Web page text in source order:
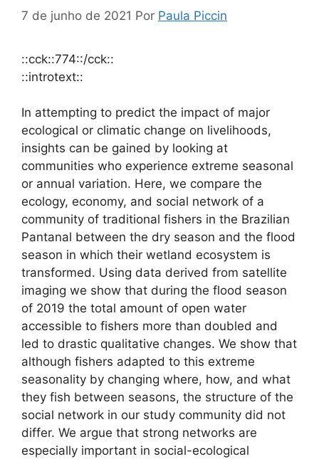
7 de junho de 2021 Por Paula Piccin
::cck::774::/cck::
::introtext::
In attempting to predict the impact of major
ecological or climatic change on livelihoods,
insights can be gained by looking at
communities who experience extreme seasonal
or annual variation. Here, we compare the
ecology, economy, and social network of a
community of traditional fishers in the Brazilian
Pantanal between the dry season and the flood
season in which their wetland ecosystem is
transformed. Using data derived from satellite
imaging we show that during the flood season
of 2019 the total amount of open water
accessible to fishers more than doubled and
led to drastic qualitative changes. We show that
although fishers adapted to this extreme
seasonality by changing where, how, and what
they fish between seasons, the structure of the
social network in our study community did not
differ. We argue that strong networks are
especially important in social-ecological